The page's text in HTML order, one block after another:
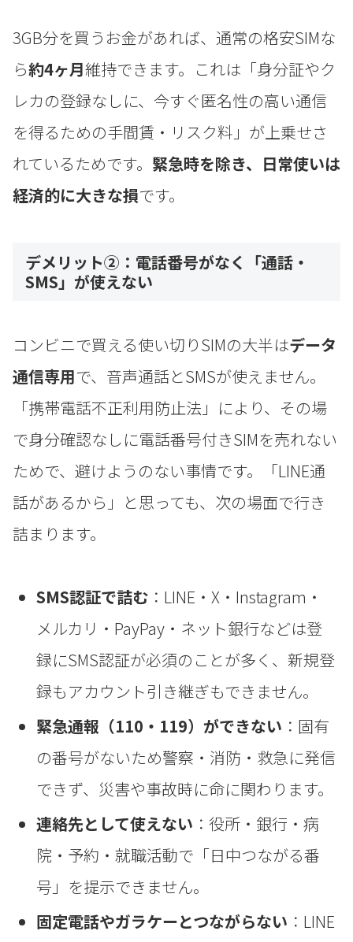
3GB分を買うお金があれば、通常の格安SIMな
ら約4ヶ月維持できます。これは「身分証やク
レカの登録なしに、今すぐ匿名性の高い通信
を得るための手間賃・リスク料」が上乗せさ
れているためです。 緊急時を除き、日常使いは
経済的に大きな損です。
デメリット②：電話番号がなく「通話・
SMS」が使えない
コンビニで買える使い切りSIMの大半はデータ
通信専用で、音声通話とSMSが使えません。
「携帯電話不正利用防止法」により、その場
で身分確認なしに電話番号付きSIMを売れない
ためで、避けようのない事情です。「LINE通
話があるから」と思っても、次の場面で行き
詰まります。
SMS認証で詰む ：LINE・X・Instagram・
メルカリ・PayPay・ネット銀行などは登
録にSMS認証が必須のことが多く、新規登
録もアカウント引き継ぎもできません。
緊急通報（110・119）ができない ：固有
の番号がないため警察・消防・救急に発信
できず、災害や事故時に命に関わります。
連絡先として使えない ：役所・銀行・病
院・予約・就職活動で「日中つながる番
号」を提示できません。
固定電話やガラケーとつながらない ：LINE